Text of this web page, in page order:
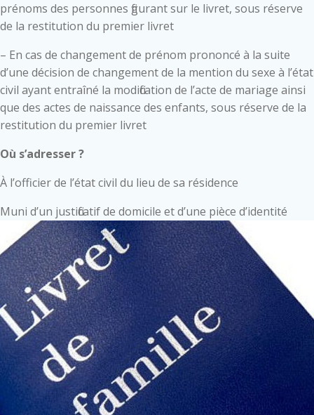
prénoms des personnes figurant sur le livret, sous réserve
de la restitution du premier livret
– En cas de changement de prénom prononcé à la suite
d’une décision de changement de la mention du sexe à l’état
civil ayant entraîné la modification de l’acte de mariage ainsi
que des actes de naissance des enfants, sous réserve de la
restitution du premier livret
Où s’adresser ?
À l’officier de l’état civil du lieu de sa résidence
Muni d’un justificatif de domicile et d’une pièce d’identité